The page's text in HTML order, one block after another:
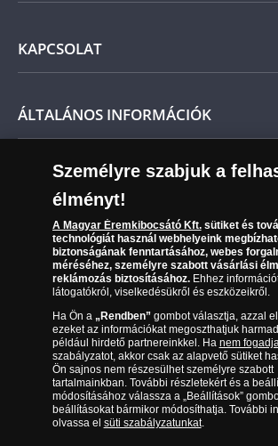
Magyar
Kézbesítés
Reklamáció
Visszaküldés
Elállási űrlap
KAPCSOLAT
Ügyfélszolgálat
Leiratkozás a hírlevélről
Karrier
ÁLTALÁNOS INFORMÁCIÓK
Sütik (cookies) használata
Süti (cookies)Beállítások
Társaságunkról
Az érmék és érmek ára és értéke
Gyakran ismételt kérdések
Adatkezelés
06 80 888 889
(díjmentesen hívható hétfőtől csütörtökig
óra között, péntekenként 9.00 és 15.00
Személyre szabjuk a
élményt!
A Magyar Éremkibocsátó Kft.sütiket és
technológiát használ webhelyeink
biztonságának fenntartásához, webes
méréséhez, személyre szabott vásárlási
reklámozás biztosításához.Ehhez
látogatókról, viselkedésükről és eszközeikről.
Ha Ön a „Rendben”gombot választja, azzal
ezeket az információkat megoszthatjuk
például hirdető partnereinkkel. Ha nem
szabályzatot, akkor csak az alapvető sütiket
Ön sajnos nem részesülhet személyre szabott
tartalmainkban. További részletekért és a
módosításához válassza a „Beállítások”
beállításokat bármikor módosíthatja. További
olvassa el süti szabályzatunkat.